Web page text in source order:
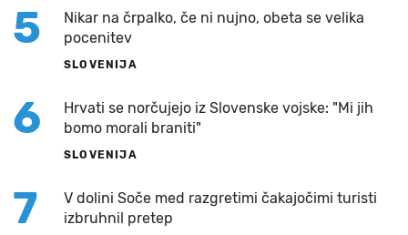
5
Nikar na črpalko, če ni nujno, obeta se velika
pocenitev
SLOVENIJA
6
Hrvati se norčujejo iz Slovenske vojske: "Mi jih
bomo morali braniti"
SLOVENIJA
7
V dolini Soče med razgretimi čakajočimi turisti
izbruhnil pretep